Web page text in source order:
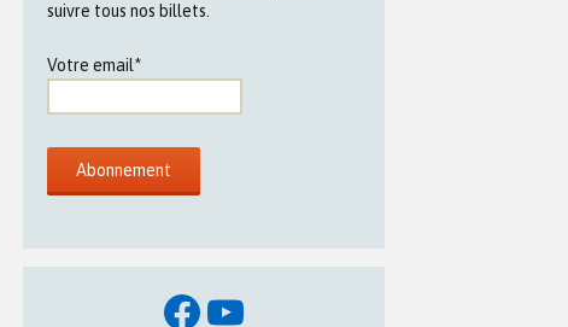
suivre tous nos billets.
Votre email*
Facebook
YouTube